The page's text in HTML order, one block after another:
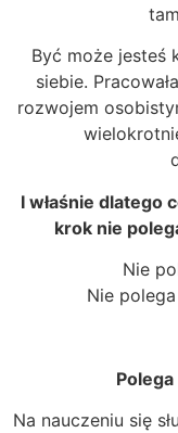
Być może jesteś
siebie.
rozwojem
I właśnie dlatego
krok nie
Nie
Nie
Na nauczeniu się